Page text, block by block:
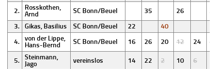
2.
Rosskothen,
Arnd
SC Bonn/Beuel 35 26
35
3.
Gikas, Basilius SC Bonn/Beuel 22
40
4.
von der Lippe,
Hans-Bernd
SC Bonn/Beuel 16 26 20 12 24 10
5.
Steinmann,
Jago
vereinslos 14 22 2 10 6